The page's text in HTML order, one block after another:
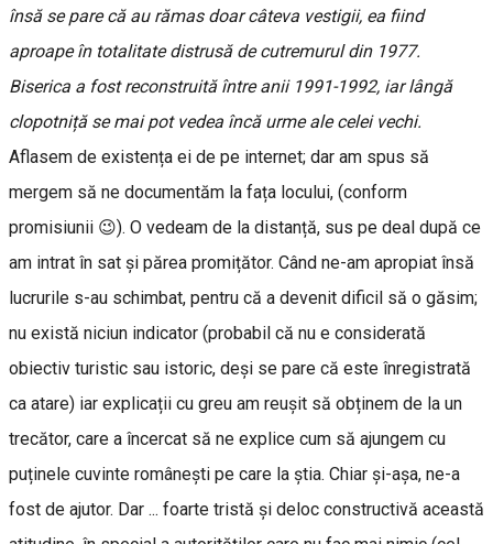
însă se pare că au rămas doar câteva vestigii, ea fiind
aproape în totalitate distrusă de cutremurul din 1977.
Biserica a fost reconstruită între anii 1991-1992, iar lângă
clopotniță se mai pot vedea încă urme ale celei vechi.
Aflasem de existența ei de pe internet; dar am spus să
mergem să ne documentăm la fața locului, (conform
promisiunii 😉). O vedeam de la distanță, sus pe deal după ce
am intrat în sat și părea promițător. Când ne-am apropiat însă
lucrurile s-au schimbat, pentru că a devenit dificil să o găsim;
nu există niciun indicator (probabil că nu e considerată
obiectiv turistic sau istoric, deși se pare că este înregistrată
ca atare) iar explicații cu greu am reușit să obținem de la un
trecător, care a încercat să ne explice cum să ajungem cu
puținele cuvinte românești pe care la știa. Chiar și-așa, ne-a
fost de ajutor. Dar ... foarte tristă și deloc constructivă această